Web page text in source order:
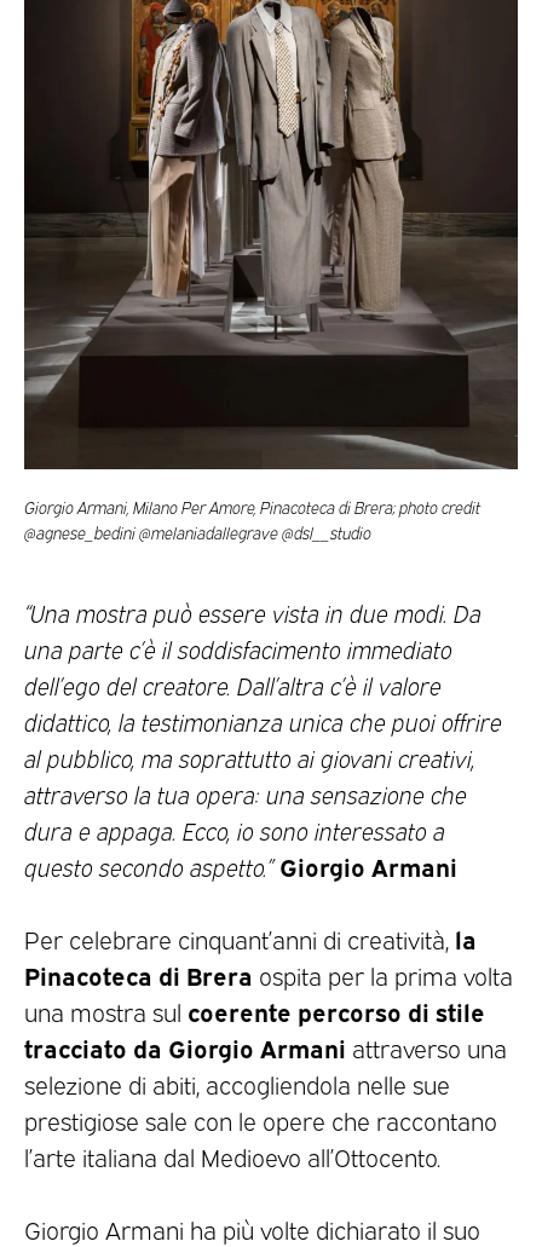
Giorgio Armani, Milano Per Amore, Pinacoteca di Brera; photo credit
@agnese_bedini @melaniadallegrave @dsl__studio
“Una mostra può essere vista in due modi. Da
una parte c’è il soddisfacimento immediato
dell’ego del creatore. Dall’altra c’è il valore
didattico, la testimonianza unica che puoi offrire
al pubblico, ma soprattutto ai giovani creativi,
attraverso la tua opera: una sensazione che
dura e appaga. Ecco, io sono interessato a
questo secondo aspetto.”Giorgio Armani
Per celebrare cinquant’anni di creatività, la
Pinacoteca di Brera ospita per la prima volta
una mostra sul coerente percorso di stile
tracciato da Giorgio Armani attraverso una
selezione di abiti, accogliendola nelle sue
prestigiose sale con le opere che raccontano
l’arte italiana dal Medioevo all’Ottocento.
Giorgio Armani ha più volte dichiarato il suo